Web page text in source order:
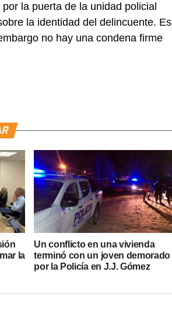
la puerta de la unidad policial
la identidad del delincuente. Es
no hay una condena firme
la
Un conflicto en una vivienda
terminó con un joven demorado
por la Policía en J.J. Gómez